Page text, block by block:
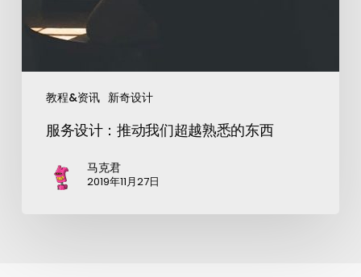
教程&资讯 新奇设计
服务设计：推动我们超越熟悉的东西
马克君
2019年11月27日